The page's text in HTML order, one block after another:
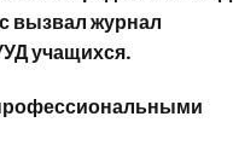
вызвал журнал
учащихся.